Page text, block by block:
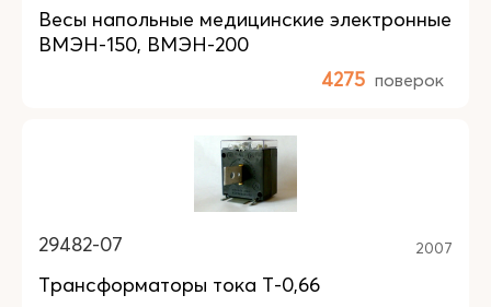
Весы напольные медицинские электронные
ВМЭН-150, ВМЭН-200
4275 поверок
29482-07 2007
Трансформаторы тока Т-0,66